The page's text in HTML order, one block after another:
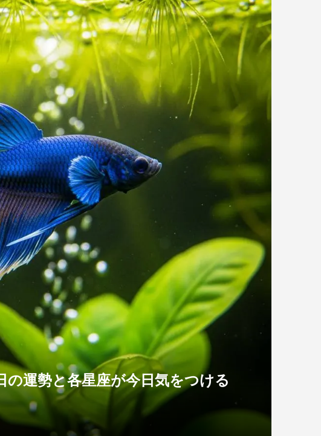
運勢と各星座が今日気をつける